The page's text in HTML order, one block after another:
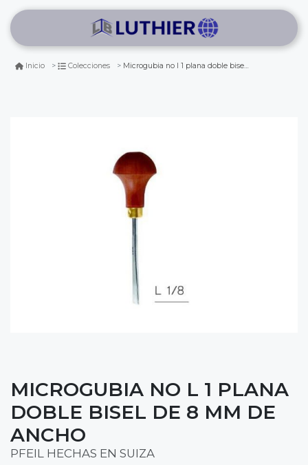
Inicio Colecciones Microgubia no l 1 plana doble bisel de 8 mm de ancho
MICROGUBIA NO L 1 PLANA
DOBLE BISEL DE 8 MM DE
ANCHO
PFEIL HECHAS EN SUIZA